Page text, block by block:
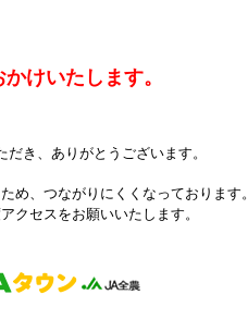
けいたします。
だき、ありがとうございます。
め、つながりにくくなっております。
クセスをお願いいたします。